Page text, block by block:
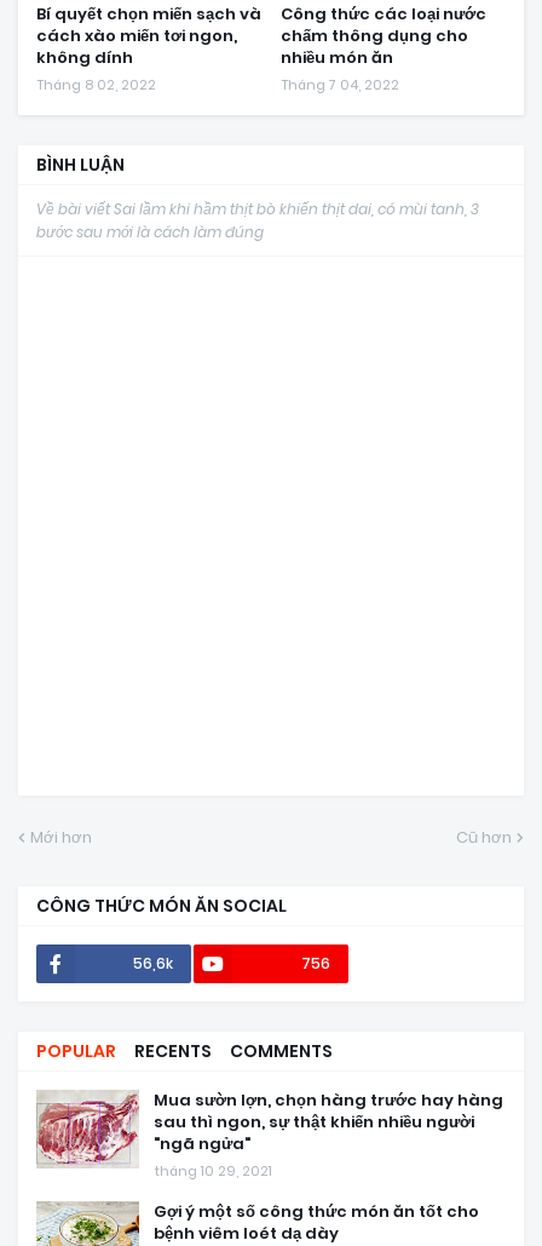
Bí quyết chọn miến sạch và
cách xào miến tơi ngon,
không dính
Tháng 8 02, 2022
Công thức các loại nước
chấm thông dụng cho
nhiều món ăn
Tháng 7 04, 2022
BÌNH LUẬN
Về bài viết Sai lầm khi hầm thịt bò khiến thịt dai, có mùi tanh, 3
bước sau mới là cách làm đúng
Mới hơn Cũ hơn
CÔNG THỨC MÓN ĂN SOCIAL
56,6k 756
POPULAR RECENTS COMMENTS
Mua sườn lợn, chọn hàng trước hay hàng
sau thì ngon, sự thật khiến nhiều người
"ngã ngửa"
tháng 10 29, 2021
Gợi ý một số công thức món ăn tốt cho
bệnh viêm loét dạ dày